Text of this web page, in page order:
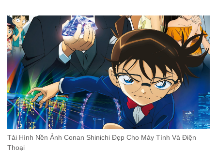
Tải Hình Nền Ảnh Conan Shinichi Đẹp Cho Máy Tính Và Điện
Thoại